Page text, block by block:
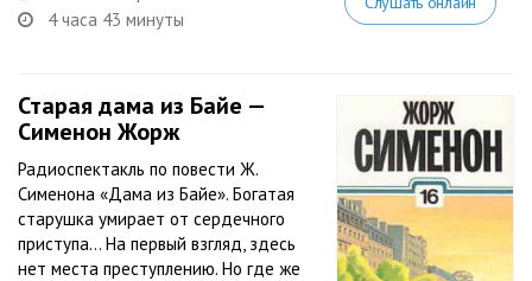
4 часа 43 минуты
Старая дама из Байе —
Сименон Жорж
Радиоспектакль по повести Ж.
Сименона «Дама из Байе». Богатая
старушка умирает от сердечного
приступа… На первый взгляд, здесь
нет места преступлению. Но где же